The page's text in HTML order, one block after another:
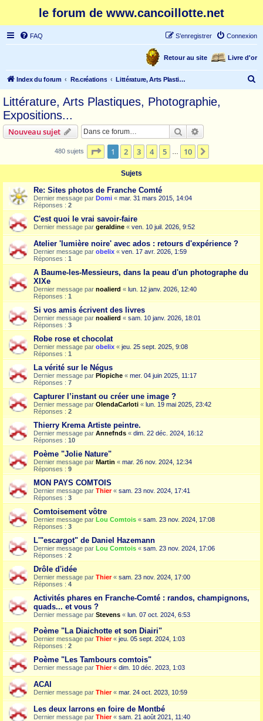
le forum de www.cancoillotte.net
FAQ Connexion
S’enregistrer
Livre d'or
Retour au site
Index du forum Re.créations Littérature, Arts Plastiques, Photographie, Expositions...
c
Littérature, Arts Plastiques, Photographie,
Expositions...
Nouveau sujet Rechercher
480 sujets Page 1sur10
1 2 3 4 5 10
Sujets
Re: Sites photos de Franche Comté
Dernier message par Domi « mar. 31 mars 2015, 14:04
Réponses : 2
C'est quoi le vrai savoir-faire
Dernier message par geraldine « ven. 10 juil. 2026, 9:52
Atelier 'lumière noire' avec ados : retours d'expérience ?
Dernier message par obelix « ven. 17 avr. 2026, 1:59
Réponses : 1
A Baume-les-Messieurs, dans la peau d'un photographe du
XIXe
Dernier message par noalierd « lun. 12 janv. 2026, 12:40
Réponses : 1
Si vos amis écrivent des livres
Dernier message par noalierd « sam. 10 janv. 2026, 18:01
Réponses : 3
Robe rose et chocolat
Dernier message par obelix « jeu. 25 sept. 2025, 9:08
Réponses : 1
La vérité sur le Négus
Dernier message par Plopiche « mer. 04 juin 2025, 11:17
Réponses : 7
Capturer l’instant ou créer une image ?
Dernier message par OlendaCarloti « lun. 19 mai 2025, 23:42
Réponses : 2
Thierry Krema Artiste peintre.
Dernier message par Annefnds « dim. 22 déc. 2024, 16:12
Réponses : 10
Poème "Jolie Nature"
Dernier message par Martin « mar. 26 nov. 2024, 12:34
Réponses : 9
MON PAYS COMTOIS
Dernier message par Thier« sam. 23 nov. 2024, 17:41
Réponses : 3
Comtoisement vôtre
Dernier message par Lou Comtois « sam. 23 nov. 2024, 17:08
Réponses : 3
L'"escargot" de Daniel Hazemann
Dernier message par Lou Comtois « sam. 23 nov. 2024, 17:06
Réponses : 2
Drôle d'idée
Dernier message par Thier« sam. 23 nov. 2024, 17:00
Réponses : 4
Activités phares en Franche-Comté : randos, champignons,
quads... et vous ?
Dernier message par Stevens « lun. 07 oct. 2024, 6:53
Poème "La Diaichotte et son Diairi"
Dernier message par Thier« jeu. 05 sept. 2024, 1:03
Réponses : 2
Poème "Les Tambours comtois"
Dernier message par Thier« dim. 10 déc. 2023, 1:03
ACAI
Dernier message par Thier« mar. 24 oct. 2023, 10:59
Les deux larrons en foire de Montbé
Dernier message par Thier« sam. 21 août 2021, 11:40